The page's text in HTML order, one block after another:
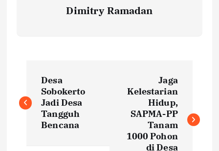
Dimitry Ramadan
o
Desa
Sobokerto
Jadi Desa
Tangguh
Bencana
Jaga
Kelestarian
Hidup,
SAPMA-PP
Tanam
1000 Pohon
di Desa